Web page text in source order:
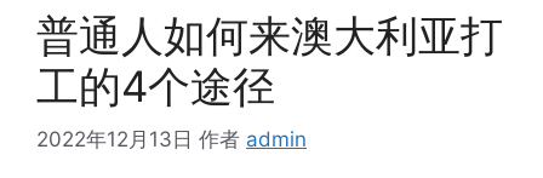
普通人如何来澳大利亚打
工的4个途径
2022年12月13日 作者 admin